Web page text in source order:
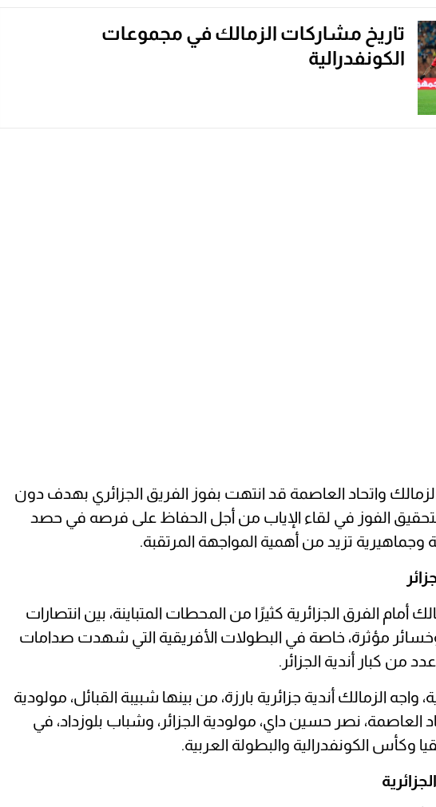
تاريخ مشاركات الزمالك في مجموعات
الكونفدرالية
واتحاد العاصمة قد انتهت بفوز الفريق الجزائري بهدف دون
بتحقيق الفوز في لقاء الإياب من أجل الحفاظ على فرصه في حصد
تزيد من أهمية المواجهة المرتقبة.
أمام الفرق الجزائرية كثيرًا من المحطات المتباينة، بين انتصارات
مؤثرة، خاصة في البطولات الأفريقية التي شهدت صدامات
من كبار أندية الجزائر.
واجه الزمالك أندية جزائرية بارزة، من بينها شبيبة القبائل، مولودية
العاصمة، نصر حسين داي، مولودية الجزائر، وشباب بلوزداد، في
وكأس الكونفدرالية والبطولة العربية.